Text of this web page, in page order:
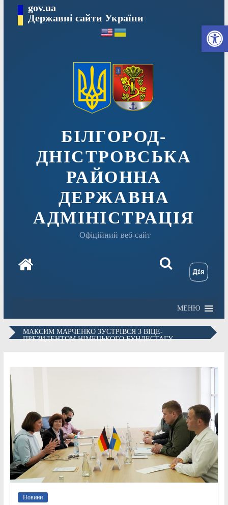
вмісту
gov.ua
Державні сайти України
БІЛГОРОД-
ДНІСТРОВСЬКА
РАЙОННА
ДЕРЖАВНА
АДМІНІСТРАЦІЯ
Офіційний веб-сайт
МЕНЮ
МАКСИМ МАРЧЕНКО ЗУСТРІВСЯ З ВІЦЕ-
ПРЕЗИДЕНТОМ НІМЕЦЬКОГО БУНДЕСТАГУ
Новини